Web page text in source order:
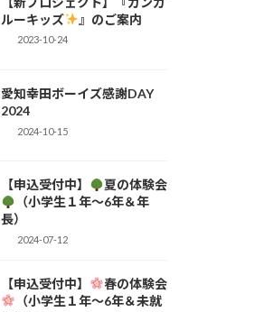
ルーキッズ
』のご案内
2023-10-24
愛知幸田ボーイズ感謝DAY
2024
2024-10-15
【申込受付中】
夏の体験会
（小学生１年〜6年＆年
長）
2024-07-12
【申込受付中】
春の体験会
（小学生１年〜6年＆未就